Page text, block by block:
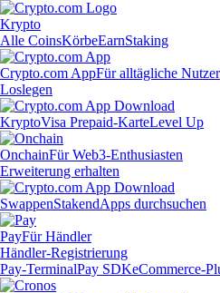
Krypto
Alle CoinsKörbeEarnStaking
Crypto.com AppFür alltägliche Nutzer
Loslegen
KryptoVisa Prepaid-KarteLevel Up
OnchainFür Web3-Enthusiasten
Erweiterung erhalten
SwappenStakendApps durchsuchen
PayFür Händler
Händler-Registrierung
Pay-TerminalPay SDKeCommerce-